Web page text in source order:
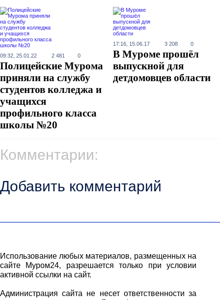
09:32, 25.01.22 2 481 0
Полицейские Мурома
приняли на службу
студентов колледжа и
учащихся
профильного класса
школы №20
17:16, 15.06.17 3 208 0
В Муроме прошёл
выпускной для
детдомовцев области
Комментарии:
Добавить комментарий
Использование любых материалов, размещенных на
сайте Муром24, разрешается только при условии
активной ссылки на сайт.
Администрация сайта не несет ответственности за